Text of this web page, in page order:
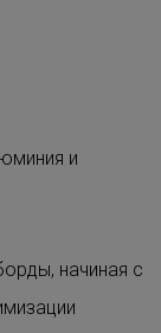
и
начиная с